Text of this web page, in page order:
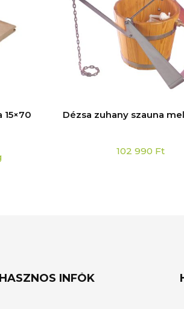
15×70
Dézsa zuhany szauna
102 990 Ft
HASZNOS INFÓK